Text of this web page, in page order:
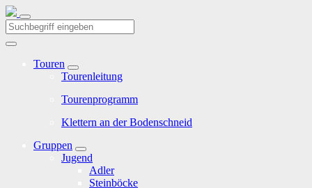
Touren
Tourenleitung
Tourenprogramm
Klettern an der Bodenschneid
Gruppen
Jugend
Adler
Steinböcke